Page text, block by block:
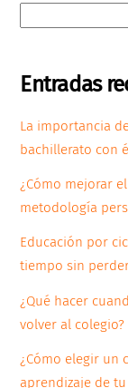
Entradas
La importancia
bachillerato con
¿Cómo mejorar
metodología
Educación por
tiempo sin
¿Qué hacer
volver al colegio?
¿Cómo elegir un
aprendizaje de